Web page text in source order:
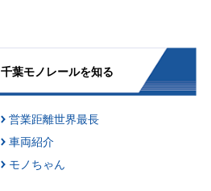
千葉モノレールを知る
営業距離世界最長
車両紹介
モノちゃん